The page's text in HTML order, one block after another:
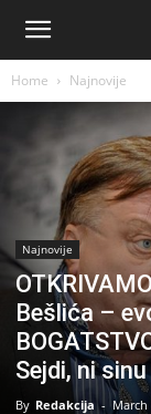
Home Najnovije
Najnovije
Bešlića –
Sejdi, ni sinu
By Redakcija - March